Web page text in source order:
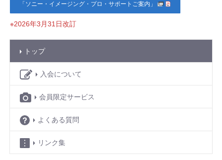
「ソニー・イメージング・プロ・サポートご案内」
※2026年3月31日改訂
トップ
入会について
会員限定サービス
よくある質問
リンク集